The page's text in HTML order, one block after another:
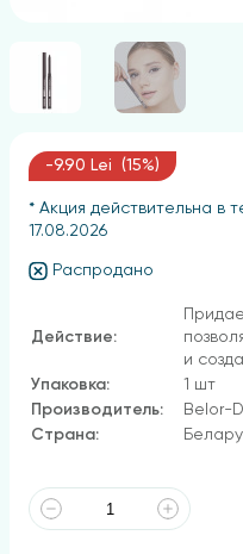
-9.90 Lei (15%)
* Акция действительна в
17.08.2026
Распродано
Действие:
и
Упаковка:
1 шт
Производитель:
Belor-
Страна: